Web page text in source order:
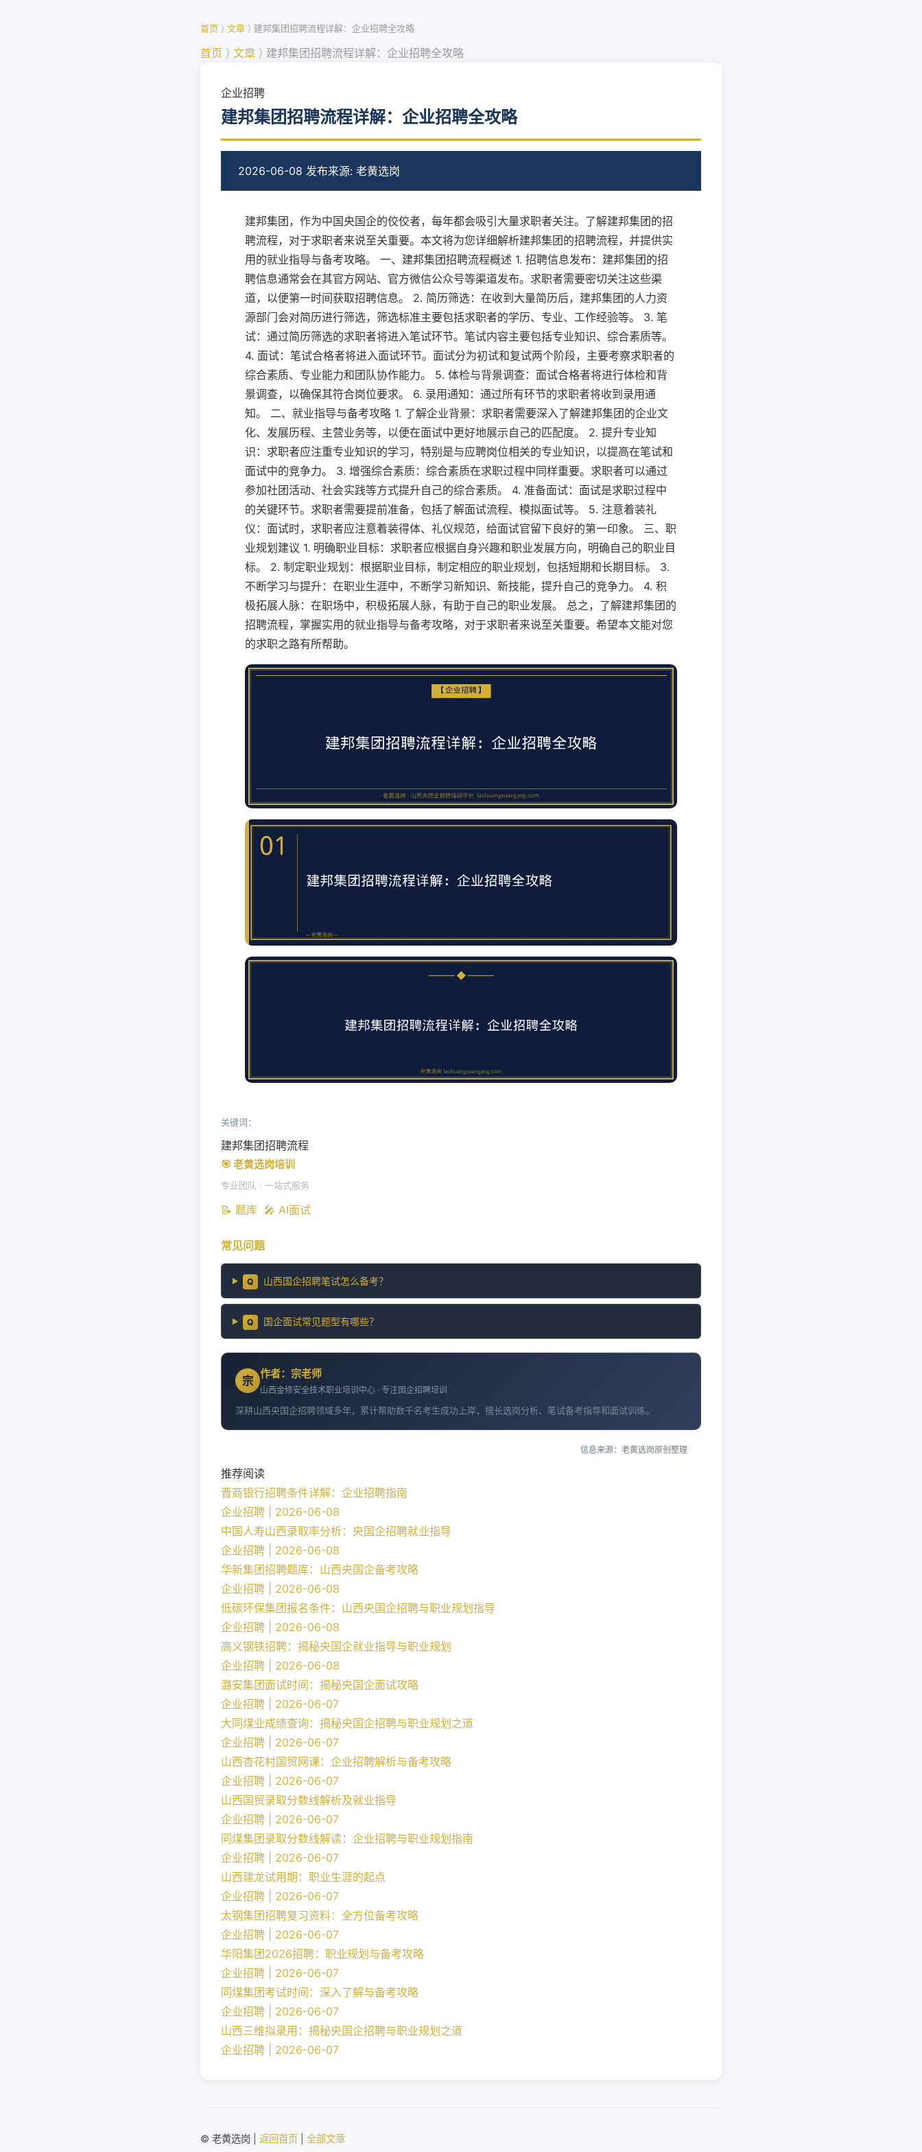
首页 ⟩ 文章 ⟩ 建邦集团招聘流程详解：企业招聘全攻略
首页 ⟩ 文章 ⟩ 建邦集团招聘流程详解：企业招聘全攻略
企业招聘
建邦集团招聘流程详解：企业招聘全攻略
2026-06-08 发布来源: 老黄选岗
建邦集团，作为中国央国企的佼佼者，每年都会吸引大量求职者关注。了解建邦集团的招
聘流程，对于求职者来说至关重要。本文将为您详细解析建邦集团的招聘流程，并提供实
用的就业指导与备考攻略。 一、建邦集团招聘流程概述 1. 招聘信息发布：建邦集团的招
聘信息通常会在其官方网站、官方微信公众号等渠道发布。求职者需要密切关注这些渠
道，以便第一时间获取招聘信息。 2. 简历筛选：在收到大量简历后，建邦集团的人力资
源部门会对简历进行筛选，筛选标准主要包括求职者的学历、专业、工作经验等。 3. 笔
试：通过简历筛选的求职者将进入笔试环节。笔试内容主要包括专业知识、综合素质等。
4. 面试：笔试合格者将进入面试环节。面试分为初试和复试两个阶段，主要考察求职者的
综合素质、专业能力和团队协作能力。 5. 体检与背景调查：面试合格者将进行体检和背
景调查，以确保其符合岗位要求。 6. 录用通知：通过所有环节的求职者将收到录用通
知。 二、就业指导与备考攻略 1. 了解企业背景：求职者需要深入了解建邦集团的企业文
化、发展历程、主营业务等，以便在面试中更好地展示自己的匹配度。 2. 提升专业知
识：求职者应注重专业知识的学习，特别是与应聘岗位相关的专业知识，以提高在笔试和
面试中的竞争力。 3. 增强综合素质：综合素质在求职过程中同样重要。求职者可以通过
参加社团活动、社会实践等方式提升自己的综合素质。 4. 准备面试：面试是求职过程中
的关键环节。求职者需要提前准备，包括了解面试流程、模拟面试等。 5. 注意着装礼
仪：面试时，求职者应注意着装得体、礼仪规范，给面试官留下良好的第一印象。 三、职
业规划建议 1. 明确职业目标：求职者应根据自身兴趣和职业发展方向，明确自己的职业目
标。 2. 制定职业规划：根据职业目标，制定相应的职业规划，包括短期和长期目标。 3.
不断学习与提升：在职业生涯中，不断学习新知识、新技能，提升自己的竞争力。 4. 积
极拓展人脉：在职场中，积极拓展人脉，有助于自己的职业发展。 总之，了解建邦集团的
招聘流程，掌握实用的就业指导与备考攻略，对于求职者来说至关重要。希望本文能对您
的求职之路有所帮助。
关键词：
建邦集团招聘流程
🎯 老黄选岗培训
专业团队 · 一站式服务
📝 题库 🎤 AI面试
常见问题
Q 山西国企招聘笔试怎么备考？
Q 国企面试常见题型有哪些？
宗
作者：宗老师
山西金修安全技术职业培训中心 · 专注国企招聘培训
深耕山西央国企招聘领域多年，累计帮助数千名考生成功上岸，擅长选岗分析、笔试备考指导和面试训练。
信息来源：老黄选岗原创整理
推荐阅读
晋商银行招聘条件详解：企业招聘指南
企业招聘 | 2026-06-08
中国人寿山西录取率分析：央国企招聘就业指导
企业招聘 | 2026-06-08
华新集团招聘题库：山西央国企备考攻略
企业招聘 | 2026-06-08
低碳环保集团报名条件：山西央国企招聘与职业规划指导
企业招聘 | 2026-06-08
高义钢铁招聘：揭秘央国企就业指导与职业规划
企业招聘 | 2026-06-08
潞安集团面试时间：揭秘央国企面试攻略
企业招聘 | 2026-06-07
大同煤业成绩查询：揭秘央国企招聘与职业规划之道
企业招聘 | 2026-06-07
山西杏花村国贸网课：企业招聘解析与备考攻略
企业招聘 | 2026-06-07
山西国贸录取分数线解析及就业指导
企业招聘 | 2026-06-07
同煤集团录取分数线解读：企业招聘与职业规划指南
企业招聘 | 2026-06-07
山西建龙试用期：职业生涯的起点
企业招聘 | 2026-06-07
太钢集团招聘复习资料：全方位备考攻略
企业招聘 | 2026-06-07
华阳集团2026招聘：职业规划与备考攻略
企业招聘 | 2026-06-07
同煤集团考试时间：深入了解与备考攻略
企业招聘 | 2026-06-07
山西三维拟录用：揭秘央国企招聘与职业规划之道
企业招聘 | 2026-06-07
© 老黄选岗 | 返回首页 全部文章